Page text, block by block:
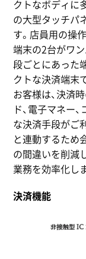
クトなボディに
の大型タッチパ
す。店員用の操
端末の2台がワ
段ごとにあった
クトな決済端末
お客様は、決済
ド、電子マネー
な決済手段がご
と連動するため
の間違いを削減
業務を効率化し
決済機能